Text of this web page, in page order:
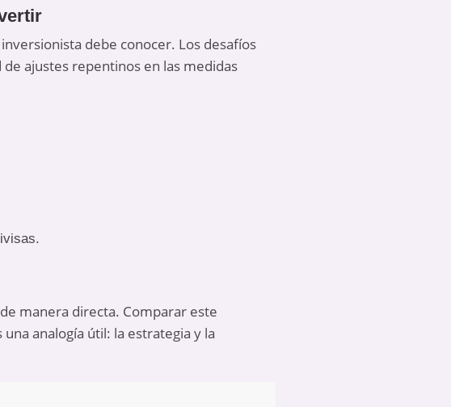
debe conocer. Los desafíos
ajustes repentinos en las medidas
manera directa. Comparar este
analogía útil: la estrategia y la